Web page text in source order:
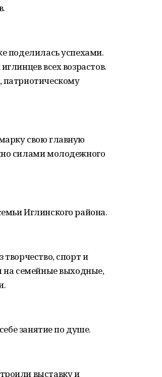
поделилась успехами.
всех возрастов.
патриотическому
свою главную
силами молодежного
Иглинского района.
спорт и
на семейные выходные,
занятие по душе.
выставку и